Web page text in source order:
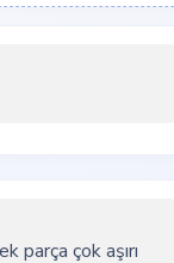
parça çok aşırı